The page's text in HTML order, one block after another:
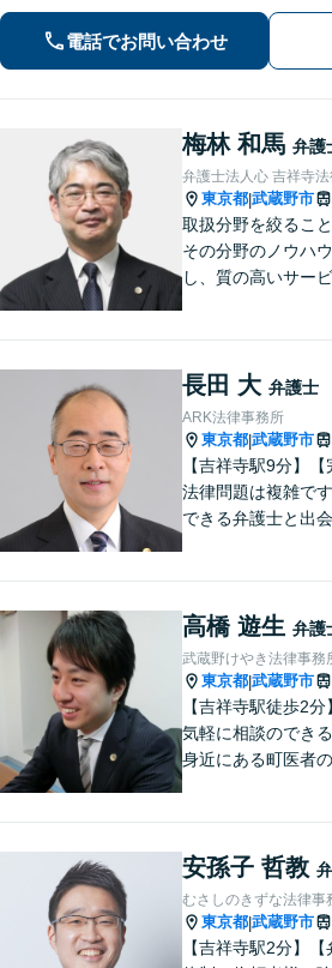
す！離婚問
インター
事事件、
電話でお問い合わせ
梅林 和馬 弁護
弁護士法人心 吉祥寺
東京都|武蔵野市
取扱分野を絞ること
その分野のノウハ
し、質の高いサービ
相談ください。
長田 大 弁護士
ARK法律事務所
東京都|武蔵野市
【吉祥寺駅9分】【
法律問題は複雑で
できる弁護士と出会
さい。一緒に最善の
見つけましょう。【
応】
高橋 遊生 弁護
武蔵野けやき法律事務
東京都|武蔵野市
【吉祥寺駅徒歩2
気軽に相談のできる
身近にある町医者の
みます。お気軽にご
さい。
安孫子 哲教
むさしのきずな法律事
東京都|武蔵野市
【吉祥寺駅2分】【